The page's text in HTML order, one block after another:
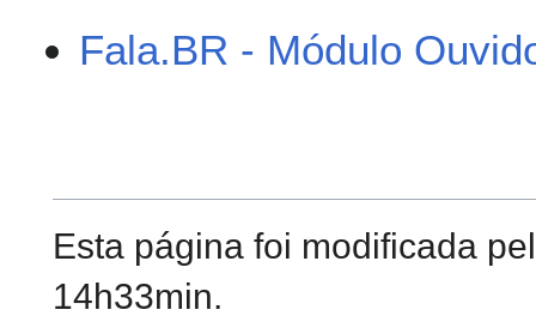
Fala.BR - Módulo
Esta página foi modificada
14h33min.